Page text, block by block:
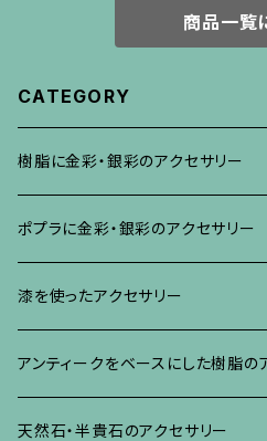
商品一覧
CATEGORY
樹脂に金彩・銀彩のアクセサリー
ブローチ
イヤリング・ピアス
ネックレス、その他
ポプラに金彩・銀彩のアクセサリー
ブローチ
イヤリング、ピアス
ネックレス、ペンダント
漆を使ったアクセサリー
ブローチ
イヤリング・ピアス
アンティークをベースにした樹脂の
ブローチ
天然石・半貴石のアクセサリー